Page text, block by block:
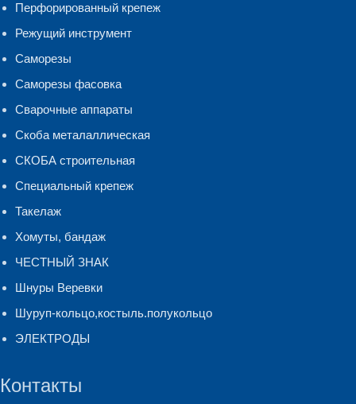
Перфорированный крепеж
Режущий инструмент
Саморезы
Саморезы фасовка
Сварочные аппараты
Скоба металаллическая
СКОБА строительная
Специальный крепеж
Такелаж
Хомуты, бандаж
ЧЕСТНЫЙ ЗНАК
Шнуры Веревки
Шуруп-кольцо,костыль.полукольцо
ЭЛЕКТРОДЫ
Контакты